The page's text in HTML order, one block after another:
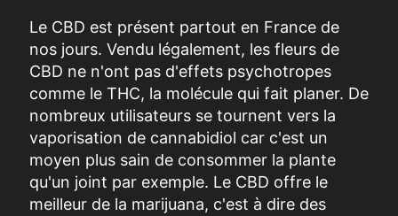
Le CBD est présent partout en France de
nos jours. Vendu légalement, les fleurs de
CBD ne n'ont pas d'effets psychotropes
comme le THC, la molécule qui fait planer. De
nombreux utilisateurs se tournent vers la
vaporisation de cannabidiol car c'est un
moyen plus sain de consommer la plante
qu'un joint par exemple. Le CBD offre le
meilleur de la marijuana, c'est à dire des